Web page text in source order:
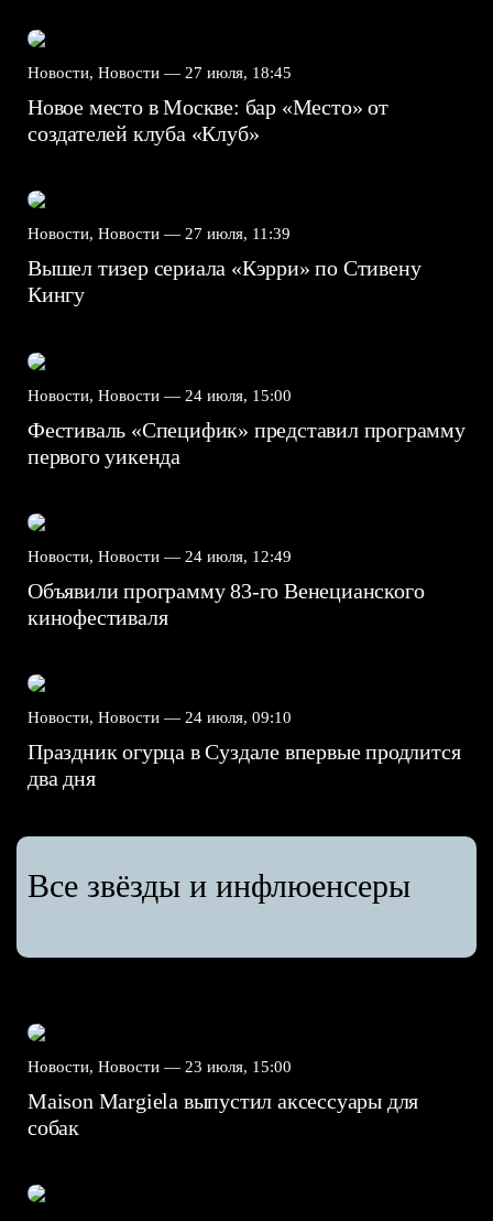
Новости, Новости — 27 июля, 18:45
Новое место в Москве: бар «Место» от
создателей клуба «Клуб»
Новости, Новости — 27 июля, 11:39
Вышел тизер сериала «Кэрри» по Стивену
Кингу
Новости, Новости — 24 июля, 15:00
Фестиваль «Специфик» представил программу
первого уикенда
Новости, Новости — 24 июля, 12:49
Объявили программу 83-го Венецианского
кинофестиваля
Новости, Новости — 24 июля, 09:10
Праздник огурца в Суздале впервые продлится
два дня
Все звёзды и инфлюенсеры
Новости, Новости — 23 июля, 15:00
Maison Margiela выпустил аксессуары для
собак